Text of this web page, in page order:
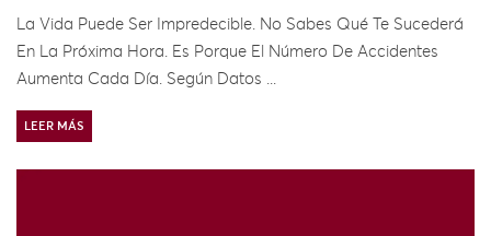
La Vida Puede Ser Impredecible. No Sabes Qué Te Sucederá
En La Próxima Hora. Es Porque El Número De Accidentes
Aumenta Cada Día. Según Datos ...
LEER MÁS